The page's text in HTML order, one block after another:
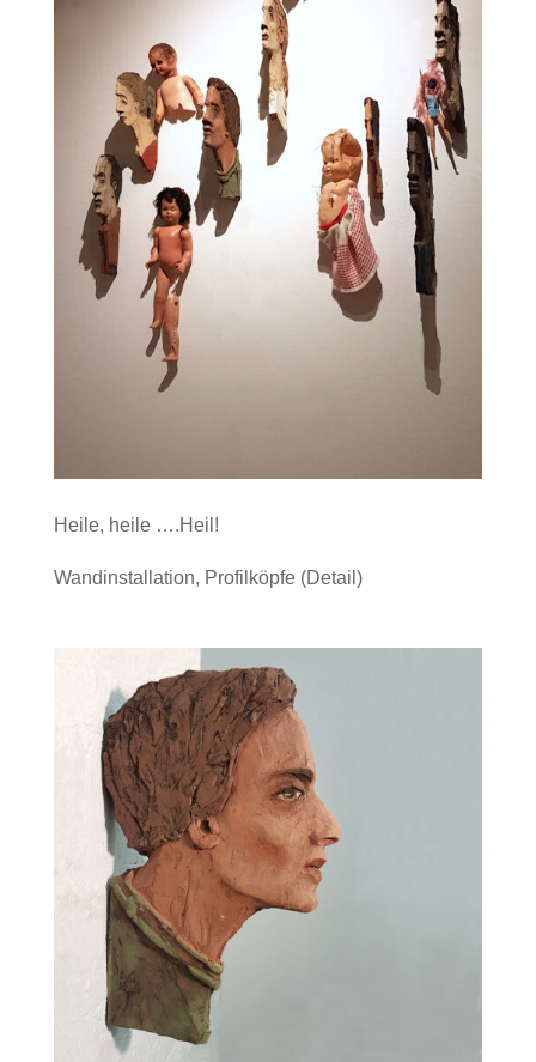
Heile, heile ….Heil!
Wandinstallation, Profilköpfe (Detail)